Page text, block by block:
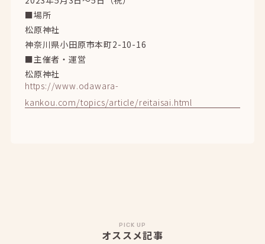
■場所
松原神社
神奈川県小田原市本町2-10-16
■主催者・運営
松原神社
https://www.odawara-
kankou.com/topics/article/reitaisai.html
PICK UP
オススメ記事